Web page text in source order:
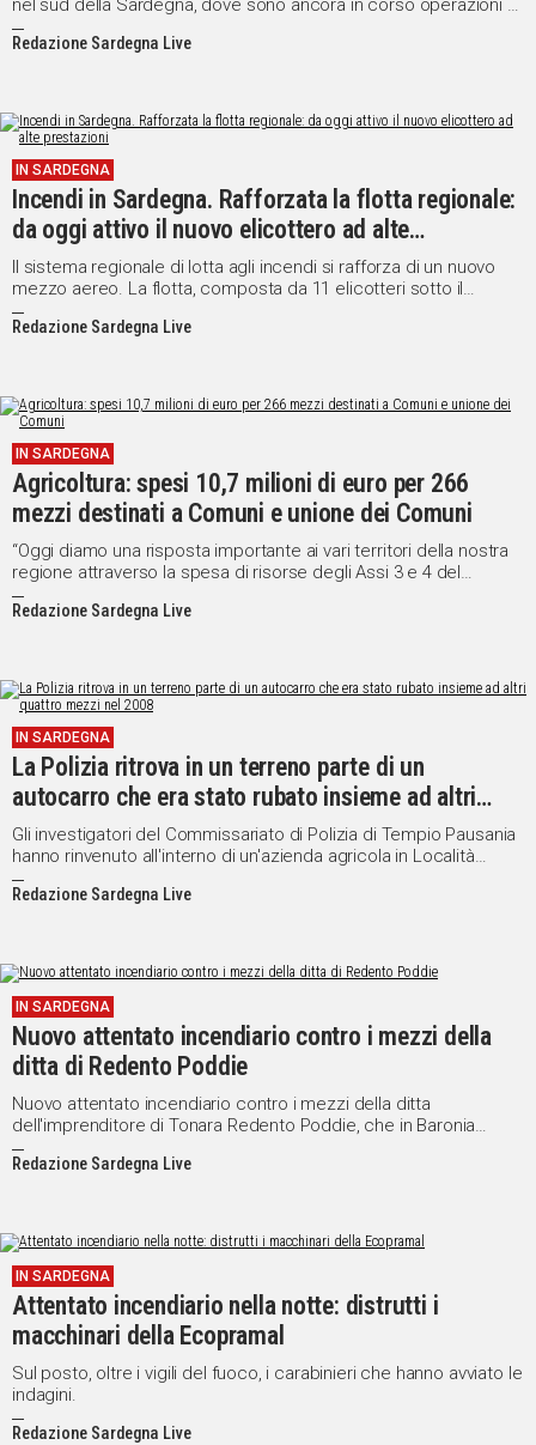
nel sud della Sardegna, dove sono ancora in corso operazioni di
spegnimento e bonifica anche con mezzi aerei.
Redazione Sardegna Live
IN SARDEGNA
Incendi in Sardegna. Rafforzata la flotta regionale:
da oggi attivo il nuovo elicottero ad alte
prestazioni
Il sistema regionale di lotta agli incendi si rafforza di un nuovo
mezzo aereo. La flotta, composta da 11 elicotteri sotto il
coordinamento del Corpo forestale, da oggi si arricchisce infatti
di un elicottero pesante, ad alte prestazioni.
Redazione Sardegna Live
IN SARDEGNA
Agricoltura: spesi 10,7 milioni di euro per 266
mezzi destinati a Comuni e unione dei Comuni
“Oggi diamo una risposta importante ai vari territori della nostra
regione attraverso la spesa di risorse degli Assi 3 e 4 del
Programma di sviluppo rurale 2007-2013. Si tratta di una
rimodulazioni di fondi che ci ha permesso di acquistare 266
aree rurali”.
Redazione Sardegna Live
IN SARDEGNA
La Polizia ritrova in un terreno parte di un
autocarro che era stato rubato insieme ad altri
quattro mezzi nel 2008
Gli investigatori del Commissariato di Polizia di Tempio Pausania
hanno rinvenuto all'interno di un'azienda agricola in Località
Scupetu, nel territorio del Comune di Sant'Antonio di Gallura, una
cella frigo, parte di un autocarro che era stato rubato insieme ad
Redazione Sardegna Live
IN SARDEGNA
Nuovo attentato incendiario contro i mezzi della
ditta di Redento Poddie
Nuovo attentato incendiario contro i mezzi della ditta
dell'imprenditore di Tonara Redento Poddie, che in Baronia
gestisce l'appalto dei rifiuti a Torpè e Lodè.
Redazione Sardegna Live
IN SARDEGNA
Attentato incendiario nella notte: distrutti i
macchinari della Ecopramal
Sul posto, oltre i vigili del fuoco, i carabinieri che hanno avviato le
indagini.
Redazione Sardegna Live